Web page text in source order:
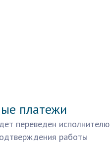
платежи
переведен исполнителю
работы